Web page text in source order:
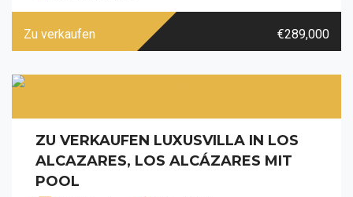
Zu verkaufen €289,000
ZU VERKAUFEN LUXUSVILLA IN LOS
ALCAZARES, LOS ALCÁZARES MIT
POOL